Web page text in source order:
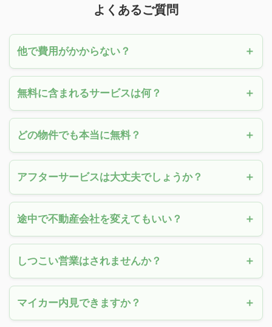
よくあるご質問
他で費用がかからない？
無料に含まれるサービスは何？
どの物件でも本当に無料？
アフターサービスは大丈夫でしょうか？
途中で不動産会社を変えてもいい？
しつこい営業はされませんか？
マイカー内見できますか？